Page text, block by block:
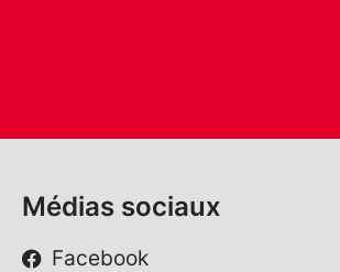
Médias sociaux
Facebook